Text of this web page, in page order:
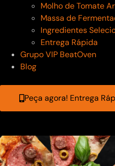
Molho de Tomate
Massa de
Ingredientes
Entrega Rápida
Grupo VIP BeatOven
Blog
Peça agora! Entrega